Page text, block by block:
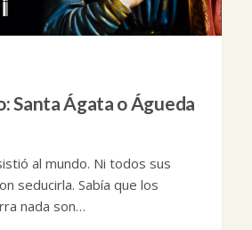
Santa Ágata o Águeda
al mundo. Ni todos sus
seducirla. Sabía que los
nada son…